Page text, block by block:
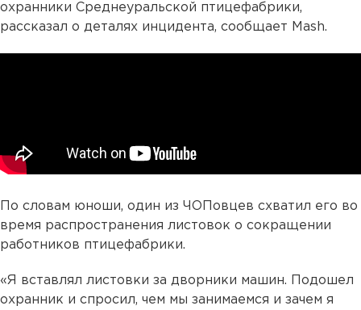
охранники Среднеуральской птицефабрики,
рассказал о деталях инцидента, сообщает Mash.
По словам юноши, один из ЧОПовцев схватил его во
время распространения листовок о сокращении
работников птицефабрики.
«Я вставлял листовки за дворники машин. Подошел
охранник и спросил, чем мы занимаемся и зачем я